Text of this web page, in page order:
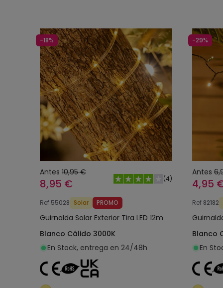
-18%
Antes 10,95 €
8,95 € (4)
Ref 55028 Solar PROMO
Guirnalda Solar Exterior Tira LED 12m
Blanco Cálido 3000K
En Stock, entrega en 24/48h
-29%
Antes
4,95
Ref 82182
Blanco
En